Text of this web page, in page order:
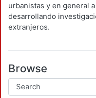
urbanistas y en general
desarrollando
extranjeros.
Browse